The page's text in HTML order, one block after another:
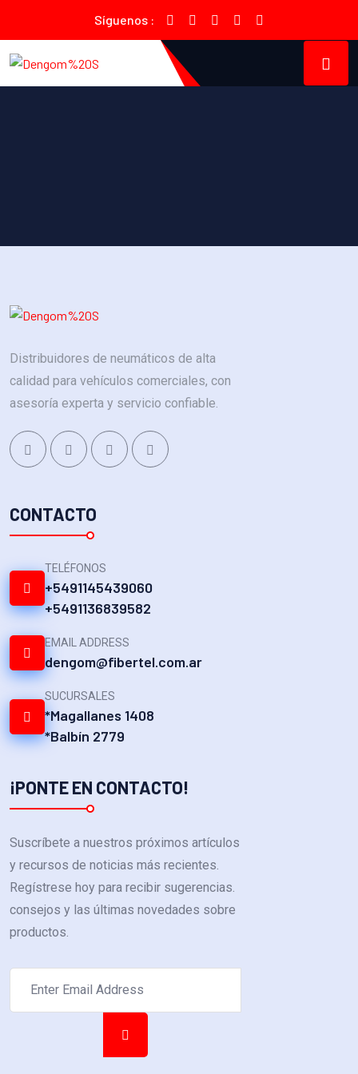
Síguenos :
Distribuidores de neumáticos de alta
calidad para vehículos comerciales, con
asesoría experta y servicio confiable.
CONTACTO
TELÉFONOS
+5491145439060
+5491136839582
EMAIL ADDRESS
dengom@fibertel.com.ar
SUCURSALES
*Magallanes 1408
*Balbín 2779
¡PONTE EN CONTACTO!
Suscríbete a nuestros próximos artículos
y recursos de noticias más recientes.
Regístrese hoy para recibir sugerencias.
consejos y las últimas novedades sobre
productos.